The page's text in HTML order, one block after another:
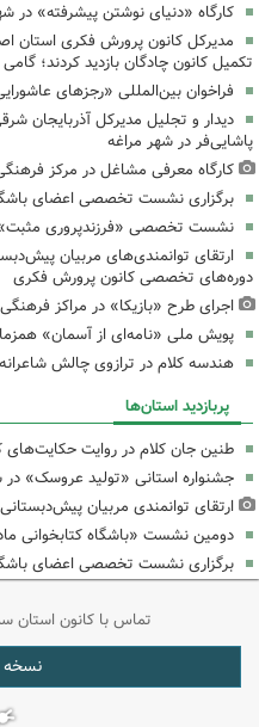
کارگاه «دنیای نوشتن پیشرفته» در
مدیرکل کانون پرورش فکری استان
تکمیل کانون چادگان بازدید کردند؛
فراخوان بین‌المللی «رجزهای
دیدار و تجلیل مدیرکل آذربایجان
پاشایی‌فر در شهر مراغه
کارگاه معرفی مشاغل در مرکز
برگزاری نشست تخصصی اعضای
نشست تخصصی «فرزندپروری
ارتقای توانمندی‌های مربیان
دوره‌های تخصصی کانون پرورش فکری
اجرای طرح «بازیکا» در مراکز
پویش ملی «نامه‌ای از آسمان»
هندسه کلام در ترازوی چالش
پربازدید استان‌ها
طنین جان کلام در روایت حکایت‌های
جشنواره استانی «تولید عروسک»
ارتقای توانمندی مربیان
دومین نشست «باشگاه کتابخوانی
برگزاری نشست تخصصی اعضای
تماس با کانون استان